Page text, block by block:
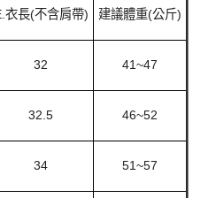
衣長(不含肩帶) 建議體重(公斤)
32 41~47
32.5 46~52
34 51~57